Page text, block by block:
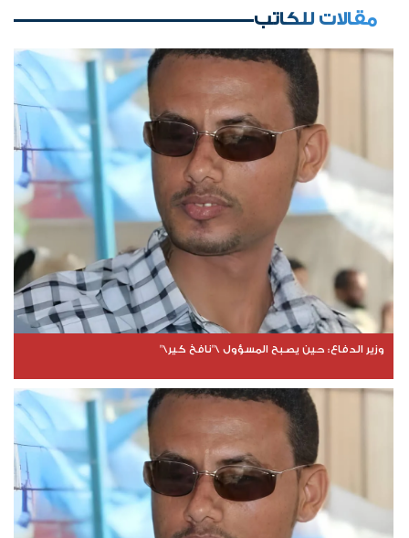
مقالات للكاتب
وزير الدفاع: حين يصبح المسؤول \"نافخ كير\"